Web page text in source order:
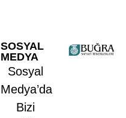
SOSYAL
MEDYA
Sosyal
Medya’da
Bizi